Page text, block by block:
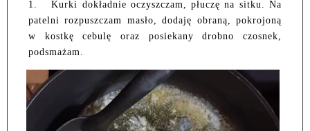
1.
Kurki dokładnie oczyszczam, płuczę na sitku. Na
patelni rozpuszczam masło, dodaję obraną, pokrojoną
w kostkę cebulę oraz posiekany drobno czosnek,
podsmażam.